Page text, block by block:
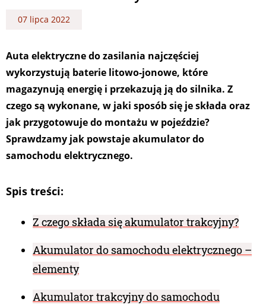
07 lipca 2022
Auta elektryczne do zasilania najczęściej
wykorzystują baterie litowo-jonowe, które
magazynują energię i przekazują ją do silnika. Z
czego są wykonane, w jaki sposób się je składa oraz
jak przygotowuje do montażu w pojeździe?
Sprawdzamy jak powstaje akumulator do
samochodu elektrycznego.
Spis treści:
Z czego składa się akumulator trakcyjny?
Akumulator do samochodu elektrycznego –
elementy
Akumulator trakcyjny do samochodu